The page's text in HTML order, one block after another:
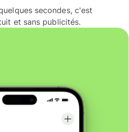
secondes, c'est
et sans publicités.